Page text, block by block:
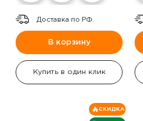
Доставка по РФ.
В корзину
Купить в один клик
СКИДКА